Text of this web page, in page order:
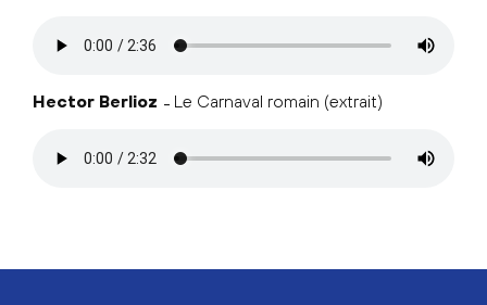
Hector Berlioz Le Carnaval romain (extrait)